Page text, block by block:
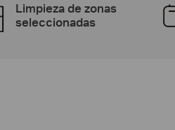
Limpieza de zonas
seleccionadas